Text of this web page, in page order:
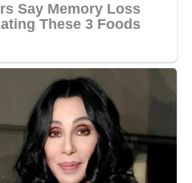
Genuss. Alternativ
Weizenmehls durch
Waffeln noch knuspriger zu